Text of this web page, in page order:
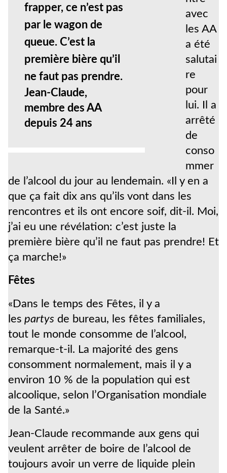
frapper, ce n’est pas
par le wagon de
queue. C’est la
première bière qu’il
ne faut pas prendre.
Jean-Claude,
membre des AA
depuis 24 ans
avec
les AA
a été
salutai
re
pour
lui. Il a
arrêté
de
conso
mmer
de l’alcool du jour au lendemain. «Il y en a
que ça fait dix ans qu’ils vont dans les
rencontres et ils ont encore soif, dit-il. Moi,
j’ai eu une révélation: c’est juste la
première bière qu’il ne faut pas prendre! Et
ça marche!»
Fêtes
«Dans le temps des Fêtes, il y a
les partys de bureau, les fêtes familiales,
tout le monde consomme de l’alcool,
remarque-t-il. La majorité des gens
consomment normalement, mais il y a
environ 10 % de la population qui est
alcoolique, selon l’Organisation mondiale
de la Santé.»
Jean-Claude recommande aux gens qui
veulent arrêter de boire de l’alcool de
toujours avoir un verre de liquide plein